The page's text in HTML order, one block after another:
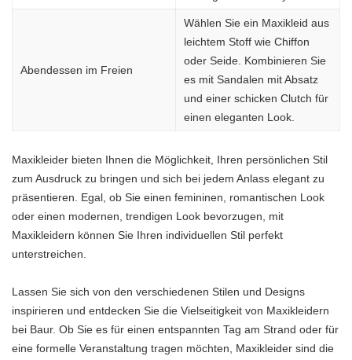
Abendessen im Freien
Wählen Sie ein Maxikleid aus
leichtem Stoff wie Chiffon
oder Seide. Kombinieren Sie
es mit Sandalen mit Absatz
und einer schicken Clutch für
einen eleganten Look.
Maxikleider bieten Ihnen die Möglichkeit, Ihren persönlichen Stil
zum Ausdruck zu bringen und sich bei jedem Anlass elegant zu
präsentieren. Egal, ob Sie einen femininen, romantischen Look
oder einen modernen, trendigen Look bevorzugen, mit
Maxikleidern können Sie Ihren individuellen Stil perfekt
unterstreichen.
Lassen Sie sich von den verschiedenen Stilen und Designs
inspirieren und entdecken Sie die Vielseitigkeit von Maxikleidern
bei Baur. Ob Sie es für einen entspannten Tag am Strand oder für
eine formelle Veranstaltung tragen möchten, Maxikleider sind die